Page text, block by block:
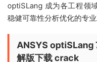
optiSLang 成为各工程领
稳健可靠性分析优化的专业
ANSYS
解版下载 crack